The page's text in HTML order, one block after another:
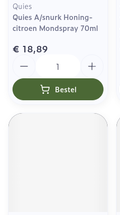
Quies
Quies A/snurk Honing-
citroen Mondspray 70ml
€ 18,89
Bestel